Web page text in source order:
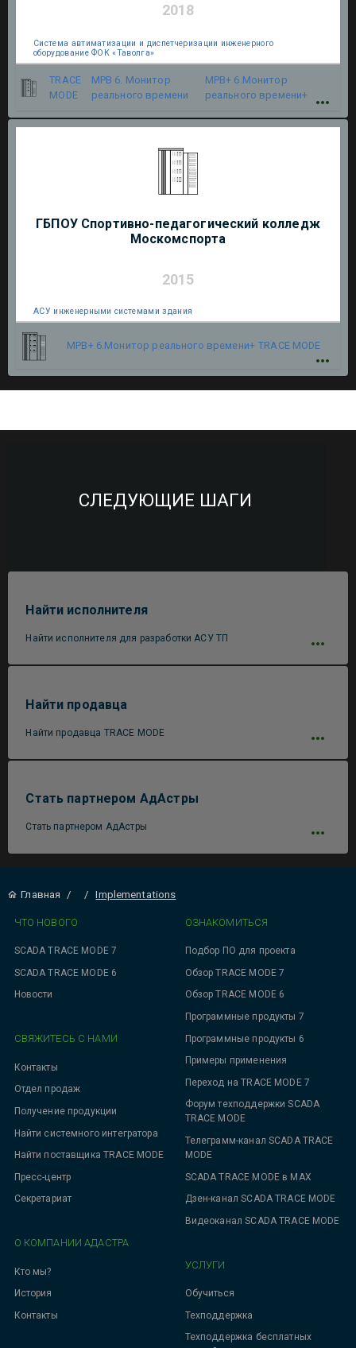
2018
Система автиматизации и диспетчеризации инженерного
оборудование ФОК «Таволга»
TRACE
MODE
МРВ 6. Монитор
реального времени
МРВ+ 6.Монитор
реального времени+
ГБПОУ Спортивно-педагогический колледж
Москомспорта
2015
АСУ инженерными системами здания
МРВ+ 6.Монитор реального времени+ TRACE MODE
СЛЕДУЮЩИЕ ШАГИ
Найти исполнителя
Найти исполнителя для разработки АСУ ТП
Найти продавца
Найти продавца TRACE MODE
Стать партнером АдАстры
Стать партнером АдАстры
Главная / / Implementations
ЧТО НОВОГО
SCADA TRACE MODE 7
SCADA TRACE MODE 6
Новости
ОЗНАКОМИТЬСЯ
Подбор ПО для проекта
Обзор TRACE MODE 7
Обзор TRACE MODE 6
Программные продукты 7
Программные продукты 6
Примеры применения
Переход на TRACE MODE 7
Форум техподдержки SCADA
TRACE MODE
Телеграмм-канал SCADA TRACE
MODE
SCADA TRACE MODE в MAX
Дзен-канал SCADA TRACE MODE
Видеоканал SCADA TRACE MODE
УСЛУГИ
Обучиться
Техподдержка
Техподдержка бесплатных
СВЯЖИТЕСЬ С НАМИ
Контакты
Отдел продаж
Получение продукции
Найти системного интегратора
Найти поставщика TRACE MODE
Пресс-центр
Секретариат
О КОМПАНИИ АДАСТРА
Кто мы?
История
Контакты